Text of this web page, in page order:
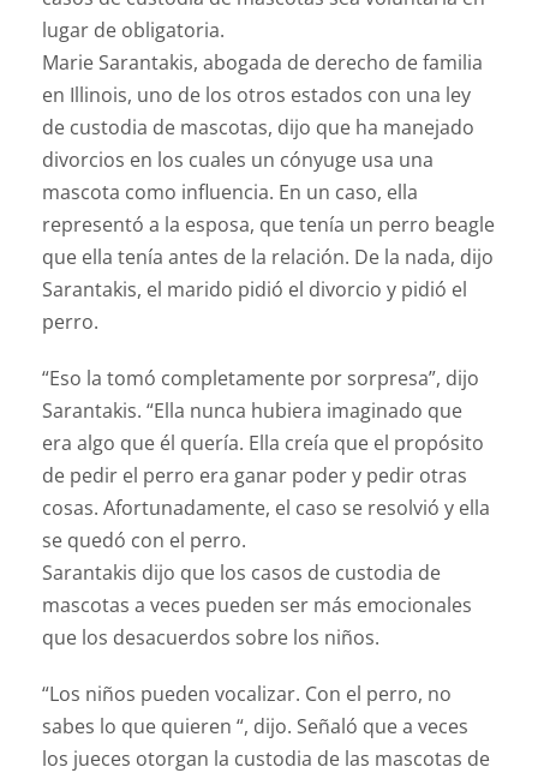
lugar de obligatoria.
Marie Sarantakis, abogada de derecho de familia
en Illinois, uno de los otros estados con una ley
de custodia de mascotas, dijo que ha manejado
divorcios en los cuales un cónyuge usa una
mascota como influencia. En un caso, ella
representó a la esposa, que tenía un perro beagle
que ella tenía antes de la relación. De la nada, dijo
Sarantakis, el marido pidió el divorcio y pidió el
perro.
“Eso la tomó completamente por sorpresa”, dijo
Sarantakis. “Ella nunca hubiera imaginado que
era algo que él quería. Ella creía que el propósito
de pedir el perro era ganar poder y pedir otras
cosas. Afortunadamente, el caso se resolvió y ella
se quedó con el perro.
Sarantakis dijo que los casos de custodia de
mascotas a veces pueden ser más emocionales
que los desacuerdos sobre los niños.
“Los niños pueden vocalizar. Con el perro, no
sabes lo que quieren “, dijo. Señaló que a veces
los jueces otorgan la custodia de las mascotas de